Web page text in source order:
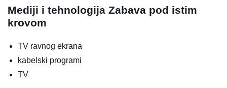
Mediji i tehnologija Zabava pod istim
krovom
TV ravnog ekrana
kabelski programi
TV